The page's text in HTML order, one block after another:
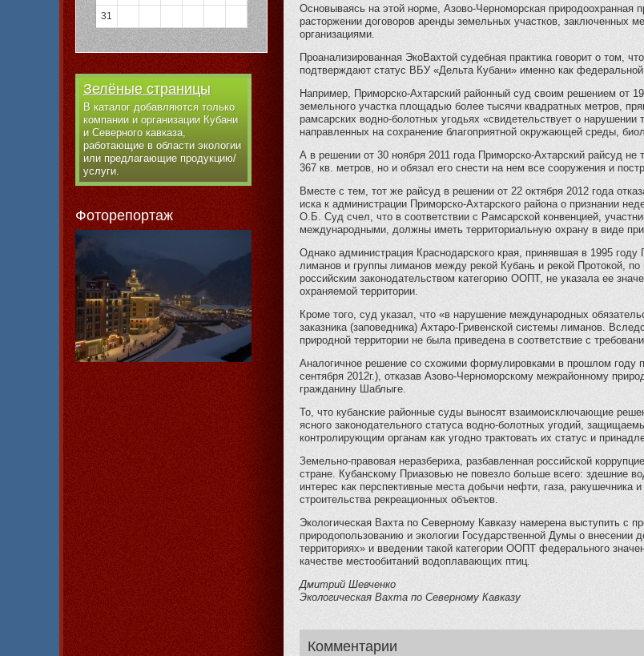
Основываясь на этой норме, Азово-Черноморская
расторжении договоров аренды земельных участков, заключенных
организациями.
Проанализированная ЭкоВахтой судебная практика говорит о том,
подтверждают статус ВБУ «Дельта Кубани» именно как
Например, Приморско-Ахтарский районный суд своим решением от
земельного участка площадью более тысячи квадратных метров,
рамсарских водно-болотных угодьях «свидетельствует о нарушении
направленных на сохранение благоприятной окружающей среды,
А в решении от 30 ноября 2011 года Приморско-Ахтарский райсуд
367 кв. метров, но и обязал его снести на нем все сооружения и
Вместе с тем, тот же райсуд в решении от 22 октября 2012 года
иска к администрации Приморско-Ахтарского района о признании
О.Б. Суд счел, что в соответствии с Рамсарской конвенцией,
международными, должны иметь территориальную охрану в виде
Однако администрация Краснодарского края, принявшая в 1995
лиманов и группы лиманов между рекой Кубань и рекой Протокой,
российским законодательством категорию ООПТ, не указала ее
охраняемой территории.
Кроме того, суд указал, что «в нарушение международных
заказника (заповедника) Ахтаро-Гривенской системы лиманов.
природной территории не была приведена в соответствие с
Аналогичное решение со схожими формулировками в прошлом
сентября 2012г.), отказав Азово-Черноморскому межрайонному
гражданину Шаблыге.
То, что кубанские районные суды выносят взаимоисключающие
ясного законодательного статуса водно-болотных угодий,
контролирующим органам как угодно трактовать их статус и
Земельно-правовая неразбериха, разбавленная российской
стране. Кубанскому Приазовью не повезло больше всего: здешние
интерес как перспективные места добычи нефти, газа, ракушечника
строительства рекреационных объектов.
Экологическая Вахта по Северному Кавказу намерена выступить с
природопользованию и экологии Государственной Думы о
территориях» и введении такой категории ООПТ федерального
качестве местообитаний водоплавающих птиц.
Дмитрий Шевченко
Экологическая Вахта по Северному Кавказу
Комментарии
31
Зелёные страницы
В каталог добавляются только
компании и организации Кубани
и Северного кавказа,
работающие в области экологии
или предлагающие продукцию/
услуги.
Фоторепортаж